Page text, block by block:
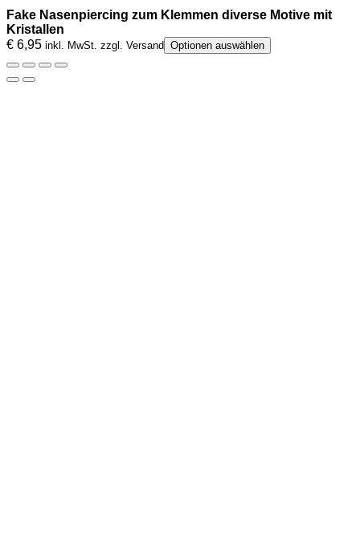
Fake Nasenpiercing zum Klemmen diverse Motive mit
Kristallen
€ 6,95 inkl. MwSt. zzgl. Versand Optionen auswählen